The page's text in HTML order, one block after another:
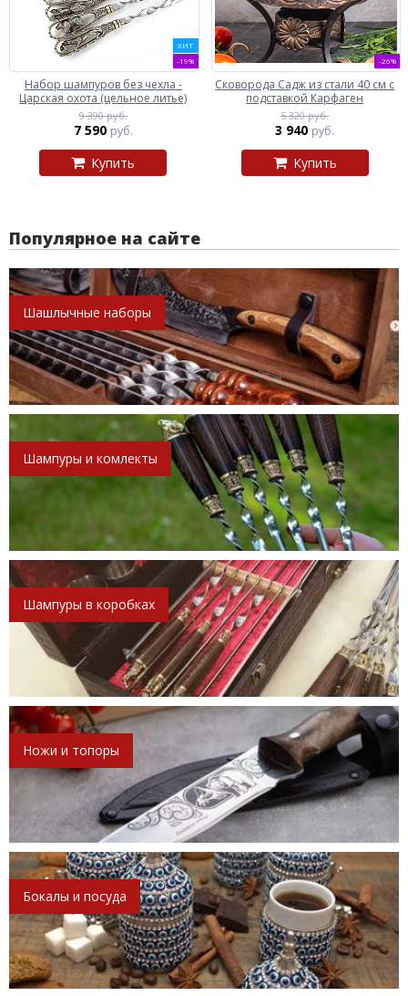
ХИТ
-19%
Набор шампуров без чехла -
Царская охота (цельное литье)
9 390 руб.
7 590 руб.
Купить
-26%
Сковорода Садж из стали 40 см с
подставкой Карфаген
5 320 руб.
3 940 руб.
Купить
Популярное на сайте
Шашлычные наборы
Шампуры и комлекты
Шампуры в коробках
Ножи и топоры
Бокалы и посуда